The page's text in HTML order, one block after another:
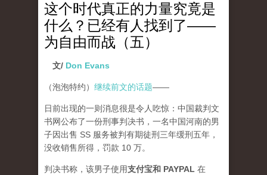
这个时代真正的力量究竟是
什么？已经有人找到了——
为自由而战（五）
文/ Don Evans
（泡泡特约） 继续前文的话题——
日前出现的一则消息很是令人吃惊：中国裁判文
书网公布了一份刑事判决书，一名中国河南的男
子因出售 SS 服务被判有期徒刑三年缓刑五年，
没收销售所得，罚款 10 万。
判决书称，该男子使用支付宝和 PAYPAL 在